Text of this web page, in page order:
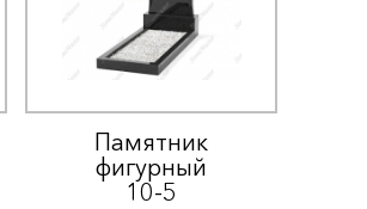
Памятник
фигурный
10-5